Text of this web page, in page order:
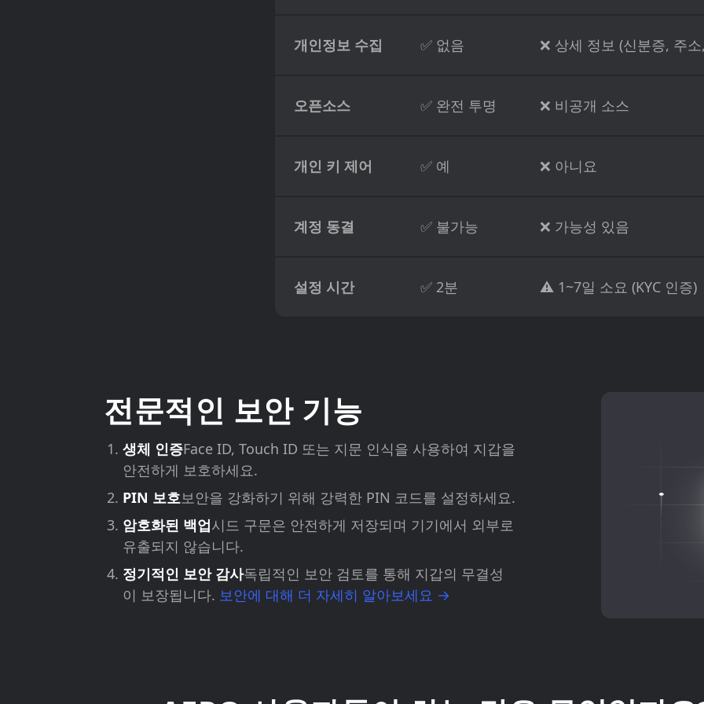
개인정보 수집 ✅ 없음 ❌ 상세 정보 (신분증, 주
오픈소스 ✅ 완전 투명 ❌ 비공개 소스
개인 키 제어 ✅ 예 ❌ 아니요
계정 동결 ✅ 불가능 ❌ 가능성 있음
설정 시간 ✅ 2분 ⚠️ 1~7일 소요 (KYC 인증)
전문적인 보안 기능
생체 인증Face ID, Touch ID 또는 지문 인식을 사용하여 지갑을
안전하게 보호하세요.
PIN 보호보안을 강화하기 위해 강력한 PIN 코드를 설정하세요.
암호화된 백업시드 구문은 안전하게 저장되며 기기에서 외부로
유출되지 않습니다.
정기적인 보안 감사독립적인 보안 검토를 통해 지갑의 무결성
이 보장됩니다. 보안에 대해 더 자세히 알아보세요 →